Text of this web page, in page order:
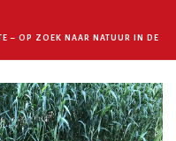
– OP ZOEK NAAR NATUUR IN DE